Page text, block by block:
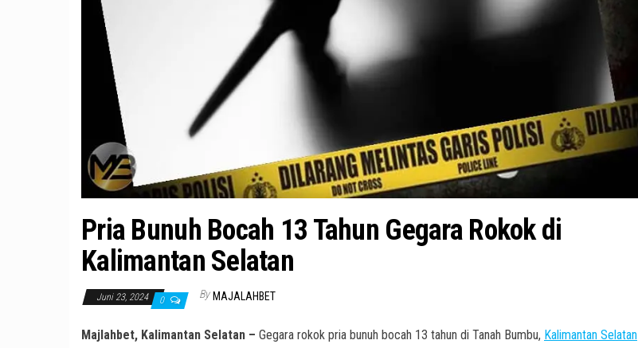
Pria Bunuh Bocah 13 Tahun Gegara Rokok di
Kalimantan Selatan
Juni 23, 2024 0 By MAJALAHBET
Majlahbet, Kalimantan Selatan – Gegara rokok pria bunuh bocah 13 tahun di Tanah Bumbu, Kalimantan Selatan